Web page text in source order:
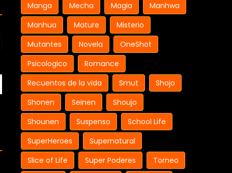
Manga
Mecha Magia
Manhwa
Manhua
Mature
Misterio
Mutantes
Novela
OneShot
Psicologico
Romance
Recuentos de la vida
Smut
Shojo
Shonen
Seinen
Shoujo
Shounen
Suspenso
School Life
SuperHeroes
Supernatural
Slice of Life
Super Poderes
Torneo